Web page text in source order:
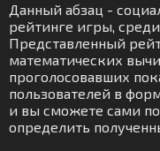
Данный абзац -
рейтинге игры,
Представленный
математических
проголосовавших
пользователей в
и вы сможете сами
определить